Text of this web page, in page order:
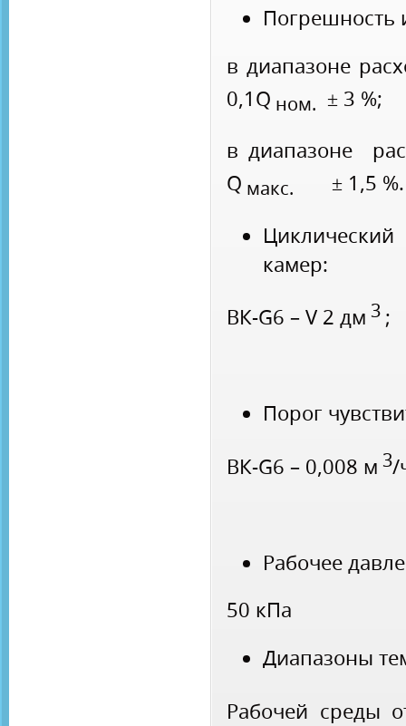
Погрешность
в диапазоне
0,1Q ном. ± 3 %;
в диапазоне
Q макс. ± 1,5 %.
камер:
ВК-G6 – V 2 дм 3 ;
Порог
ВК-G6 – 0,008 м 3/
Рабочее
50 кПа
Диапазоны
Рабочей среды